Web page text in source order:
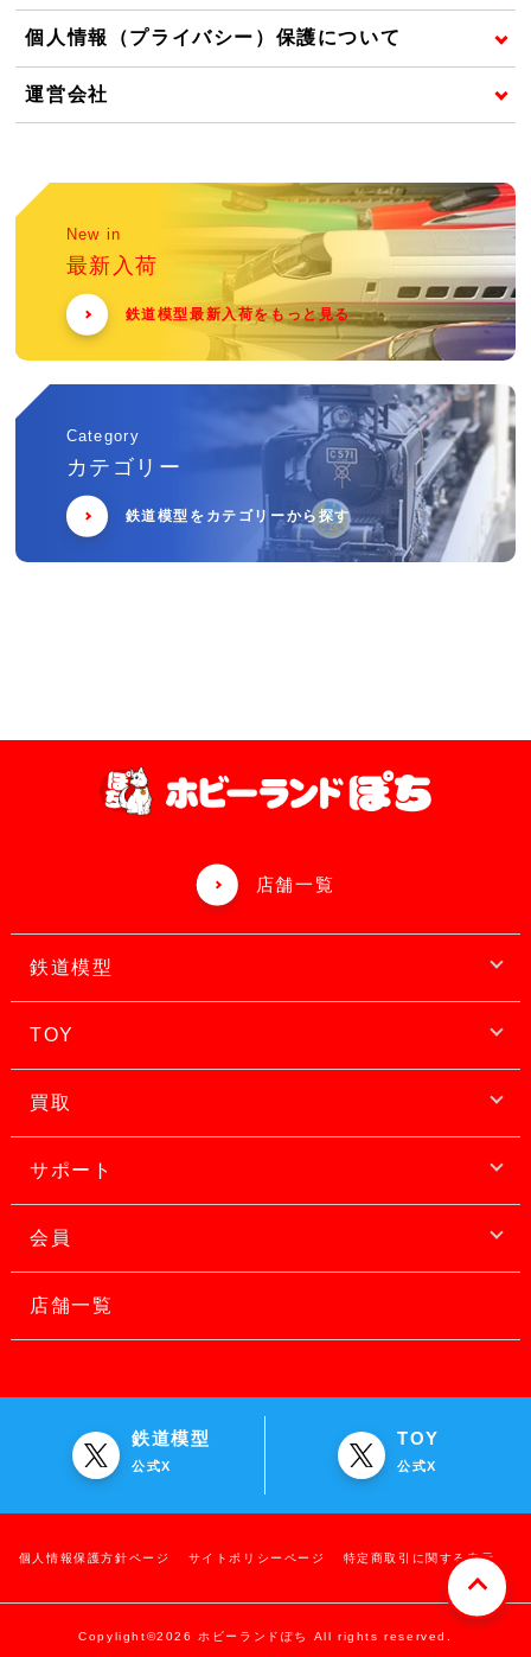
個人情報（プライバシー）保護について
運営会社
New in
最新入荷
鉄道模型最新入荷をもっと見る
Category
カテゴリー
鉄道模型をカテゴリーから探す
店舗一覧
鉄道模型
TOY
買取
サポート
会員
店舗一覧
鉄道模型
公式X
TOY
公式X
個人情報保護方針ページ サイトポリシーページ 特定商取引に関する表示
Copylight©2026 ホビーランドぽち All rights reserved.